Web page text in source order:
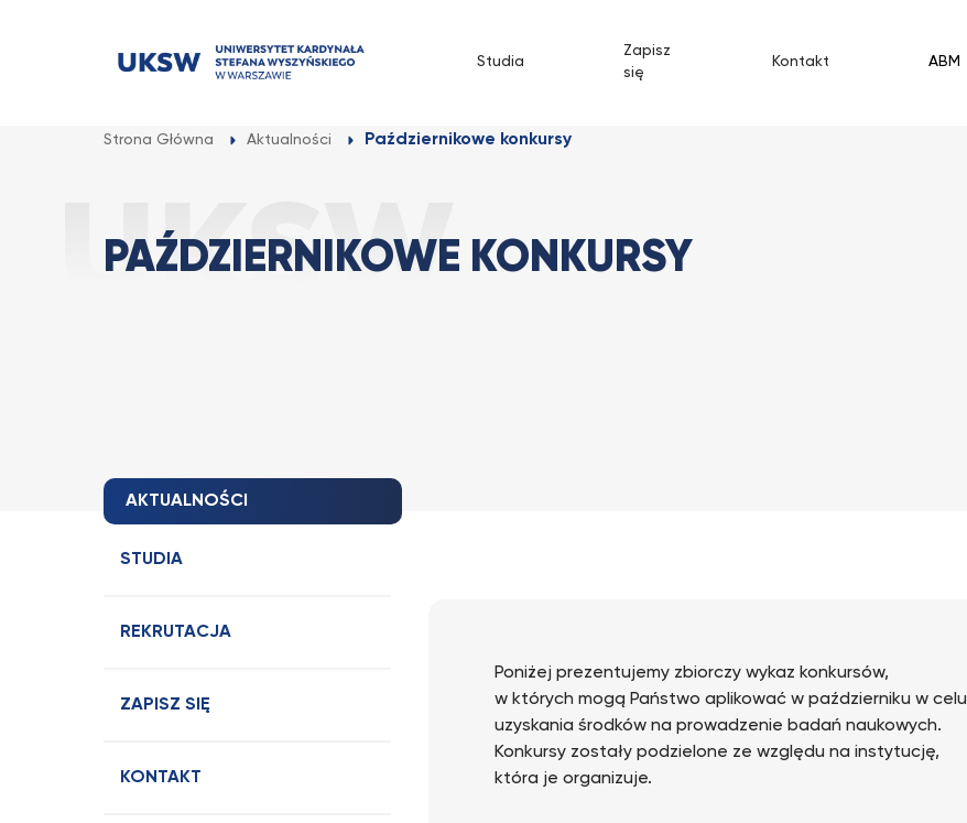
Studia
Zapisz
się
Kontakt ABM
Strona Główna Aktualności Październikowe konkursy
PAŹDZIERNIKOWE KONKURSY
AKTUALNOŚCI
STUDIA
REKRUTACJA
ZAPISZ SIĘ
KONTAKT
Poniżej prezentujemy zbiorczy wykaz konkursów,
w których mogą Państwo aplikować w październiku w celu
uzyskania środków na prowadzenie badań naukowych.
Konkursy zostały podzielone ze względu na instytucję,
która je organizuje.